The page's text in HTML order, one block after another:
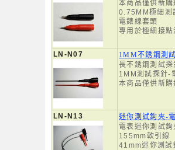
本商品僅供新
0.75MM極細測
電錶線套頭
專用於極細接點
LN-N07
1MM不銹鋼測
長不銹鋼測試探
1MM測試探針-
本商品僅供新
LN-N13
迷你測試鉤夾-
電表迷你測試
155mm軟引線
41mm迷你測試